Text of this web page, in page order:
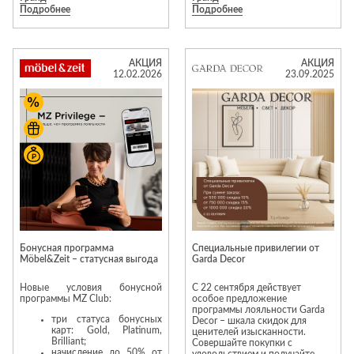
В акции участвуют одеяла и
подушки, постельное бельё,
полотенца и декоративный
текстиль. Натуральные
материалы, актуальные
оттенки, приятные фактуры и
качественное исполнение
позволяют легко обновить
интерьер и добавить больше
комфорта в повседневную
жизнь.
Подробнее
мебели, света, текстиля и
Это возможность дополнить
интерьер выразительными
предметами, которые
сохраняют актуальность вне
времени и легко интегрируются
в современные пространства.
Обновляйте интерьер к новому
сезону, добавляя в него детали,
создающие атмосферу
комфорта, лёгкости и
индивидуальности.
Подробнее
АКЦИЯ
12.02.2026
Бонусная программа
Möbel&Zeit – статусная выгода
Новые условия бонусной
программы MZ Club:
три статуса бонусных
карт: Gold, Platinum,
Brilliant;
АКЦИЯ
23.09.2025
Специальные привилегии от
Garda Decor
С 22 сентября действует
особое предложение
программы лояльности Garda
Decor – шкала скидок для
ценителей изысканности.
Совершайте покупки с